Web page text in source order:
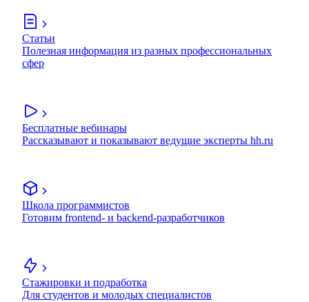
Статьи
Полезная информация из разных профессиональных
сфер
Бесплатные вебинары
Рассказывают и показывают ведущие эксперты hh.ru
Школа программистов
Готовим frontend- и backend-разработчиков
Стажировки и подработка
Для студентов и молодых специалистов